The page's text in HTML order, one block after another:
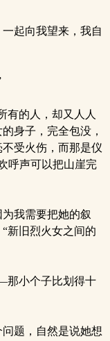
起向我望来，我自
有的人，却又人人
身子，完全包没，
受火伤，而那是仪
呼声可以把山崖完
我需要把她的叙
新旧烈火女之间的
小个子比划得十
题，自然是说她想